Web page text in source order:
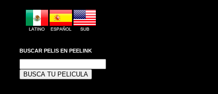
BUSCAR PELIS EN PEELINK